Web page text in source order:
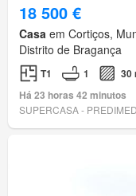
18 500 €
Casa em Cortiços,
Distrito de Bragança
T1 1
30
Há 23 horas 42 minutos
SUPERCASA -